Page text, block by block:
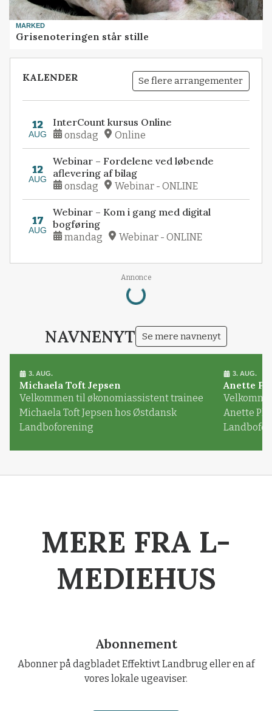
MARKED
Grisenoteringen står stille
KALENDER Se flere arrangementer
12
AUG
InterCount kursus Online
onsdag Online
12
AUG
Webinar – Fordelene ved løbende
aflevering af bilag
onsdag Webinar - ONLINE
17
AUG
Webinar – Kom i gang med digital
bogføring
mandag Webinar - ONLINE
Annonce
Loading...
NAVNENYT Se mere navnenyt
3. AUG.
Michaela Toft Jepsen
Velkommen til økonomiassistent trainee
Michaela Toft Jepsen hos Østdansk
Landboforening
3. AUG.
Anette
Anette
MERE FRA L-
MEDIEHUS
Abonnement
Abonner på dagbladet Effektivt Landbrug eller en af
vores lokale ugeaviser.